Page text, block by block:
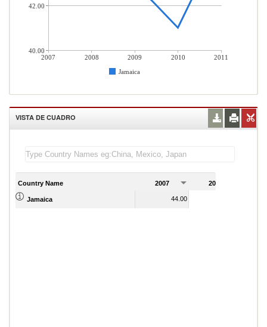
2007 2008 2009 2010
2011
Jamaica
42.00
40.00
VISTA DE CUADRO
Country Name 2007 2008
Jamaica 44.00